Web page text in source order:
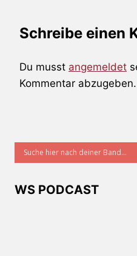
Schreibe einen
Du musst angemeldet
Kommentar abzugeben.
WS PODCAST